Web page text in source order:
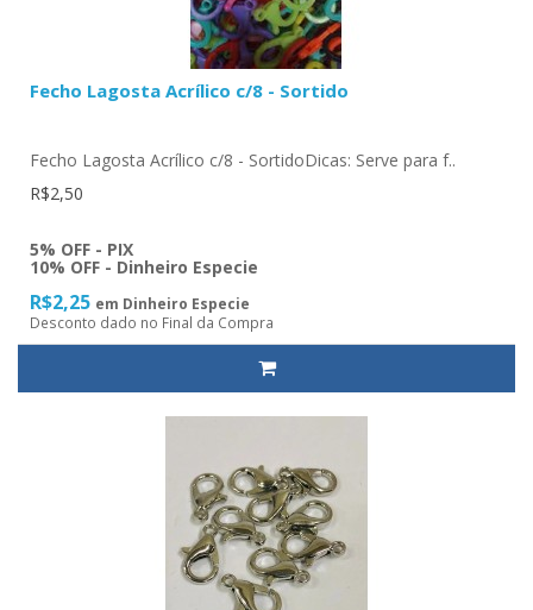
Fecho Lagosta Acrílico c/8 - Sortido
Fecho Lagosta Acrílico c/8 - SortidoDicas: Serve para f..
R$2,50
5% OFF - PIX
10% OFF - Dinheiro Especie
R$2,25 em Dinheiro Especie
Desconto dado no Final da Compra